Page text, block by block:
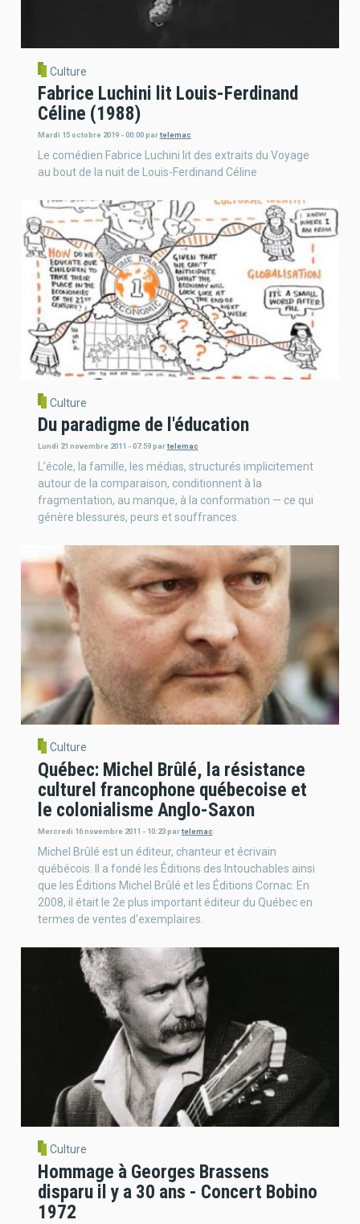
Culture
Fabrice Luchini lit Louis-Ferdinand
Céline (1988)
Mardi 15 octobre 2019 - 00:00 partelemac
Le comédien Fabrice Luchini lit des extraits du Voyage
au bout de la nuit de Louis-Ferdinand Céline
Culture
Du paradigme de l'éducation
Lundi 21 novembre 2011 - 07:59 partelemac
L’école, la famille, les médias, structurés implicitement
autour de la comparaison, conditionnent à la
fragmentation, au manque, à la conformation — ce qui
génère blessures, peurs et souffrances.
Culture
Québec: Michel Brûlé, la résistance
culturel francophone québecoise et
le colonialisme Anglo-Saxon
Mercredi 16 novembre 2011 - 10:23 partelemac
Michel Brûlé est un éditeur, chanteur et écrivain
québécois. Il a fondé les Éditions des Intouchables ainsi
que les Éditions Michel Brûlé et les Éditions Cornac. En
2008, il était le 2e plus important éditeur du Québec en
termes de ventes d'exemplaires.
Culture
Hommage à Georges Brassens
disparu il y a 30 ans - Concert Bobino
1972